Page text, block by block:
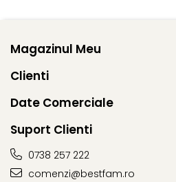
Magazinul Meu
Clienti
Date Comerciale
Suport Clienti
0738 257 222
comenzi@bestfam.ro